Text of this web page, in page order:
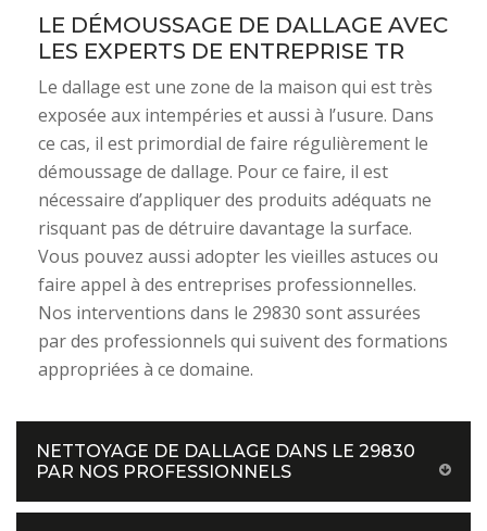
LE DÉMOUSSAGE DE DALLAGE AVEC
LES EXPERTS DE ENTREPRISE TR
Le dallage est une zone de la maison qui est très
exposée aux intempéries et aussi à l’usure. Dans
ce cas, il est primordial de faire régulièrement le
démoussage de dallage. Pour ce faire, il est
nécessaire d’appliquer des produits adéquats ne
risquant pas de détruire davantage la surface.
Vous pouvez aussi adopter les vieilles astuces ou
faire appel à des entreprises professionnelles.
Nos interventions dans le 29830 sont assurées
par des professionnels qui suivent des formations
appropriées à ce domaine.
NETTOYAGE DE DALLAGE DANS LE 29830
PAR NOS PROFESSIONNELS